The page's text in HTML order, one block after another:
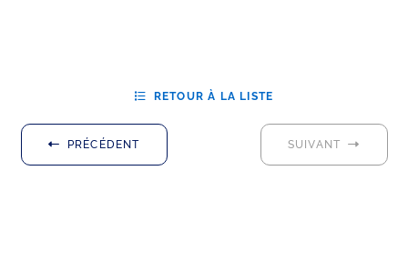
PRÉCÉDENT
RETOUR À LA LISTE
SUIVANT